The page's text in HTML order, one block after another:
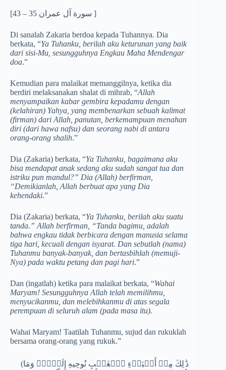
[سورة آل عمران 35 – 43 ]
Di sanalah Zakaria berdoa kepada Tuhannya. Dia
berkata, “Ya Tuhanku, berilah aku keturunan yang baik
dari sisi-Mu, sesungguhnya Engkau Maha Mendengar
doa.”
Kemudian para malaikat memanggilnya, ketika dia
berdiri melaksanakan shalat di mihrab, “Allah
menyampaikan kabar gembira kepadamu dengan
(kelahiran) Yahya, yang membenarkan sebuah kalimat
(firman) dari Allah, panutan, berkemampuan menahan
diri (dari hawa nafsu) dan seorang nabi di antara
orang-orang shalih.”
Dia (Zakaria) berkata, “Ya Tuhanku, bagaimana aku
bisa mendapat anak sedang aku sudah sangat tua dan
istriku pun mandul?” Dia (Allah) berfirman,
“Demikianlah, Allah berbuat apa yang Dia
kehendaki.”
Dia (Zakaria) berkata, “Ya Tuhanku, berilah aku suatu
tanda.” Allah berfirman, “Tanda bagimu, adalah
bahwa engkau tidak berbicara dengan manusia selama
tiga hari, kecuali dengan isyarat. Dan sebutlah (nama)
Tuhanmu banyak-banyak, dan bertasbihlah (memuji-
Nya) pada waktu petang dan pagi hari.”
Dan (ingatlah) ketika para malaikat berkata, “Wahai
Maryam! Sesungguhnya Allah telah memilihmu,
menyucikanmu, dan melebihkanmu di atas segala
perempuan di seluruh alam (pada masa itu).
Wahai Maryam! Taatilah Tuhanmu, sujud dan rukuklah
bersama orang-orang yang rukuk.”
(ذَ ٰ⁠لِكَ مِنۡ أَنۢبَاۤءِ ٱلۡغَیۡبِ نُوحِیهِ إِلَیۡكَۚ وَمَا